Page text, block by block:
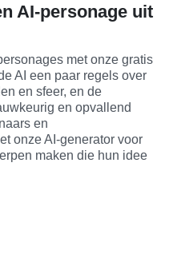
AI-personage uit
met onze gratis
AI een paar regels over
en sfeer, en de
en opvallend
en
onze AI-generator voor
maken die hun idee